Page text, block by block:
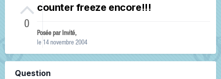
0
counter freeze encore!!!
Posée par Invité,
le 14 novembre 2004
Question